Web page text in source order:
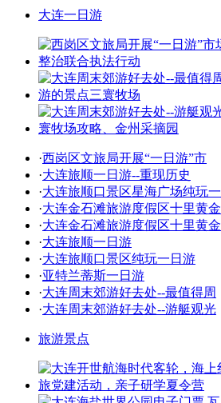
大连一日游
·西岗区文旅局开展“一日游”市
·大连旅顺一日游--重现历史
·大连旅顺口景区星海广场纯玩一
·大连金石滩旅游度假区十里黄金
·大连金石滩旅游度假区十里黄金
·大连旅顺一日游
·大连旅顺口景区纯玩一日游
·亚特兰蒂斯一日游
·大连周末郊游好去处--最值得周
·大连周末郊游好去处--游艇观光
旅游景点